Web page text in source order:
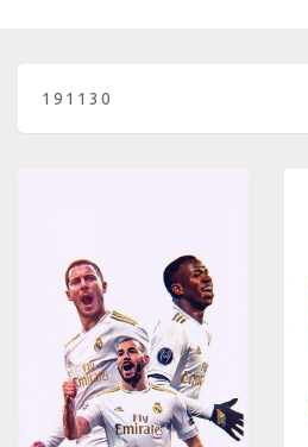
191130